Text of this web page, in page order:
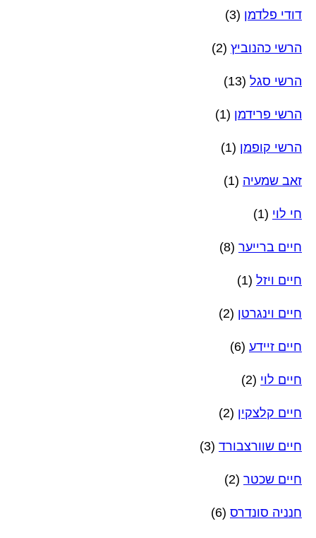
דודי פלדמן (3)
הרשי כהנוביץ (2)
הרשי סגל (13)
הרשי פרידמן (1)
הרשי קופמן (1)
זאב שמעיה (1)
חי לוי (1)
חיים ברייער (8)
חיים ויזל (1)
חיים וינגרטן (2)
חיים זיידע (6)
חיים לוי (2)
חיים קלצקין (2)
חיים שוורצבורד (3)
חיים שכטר (2)
חנניה סונדרס (6)